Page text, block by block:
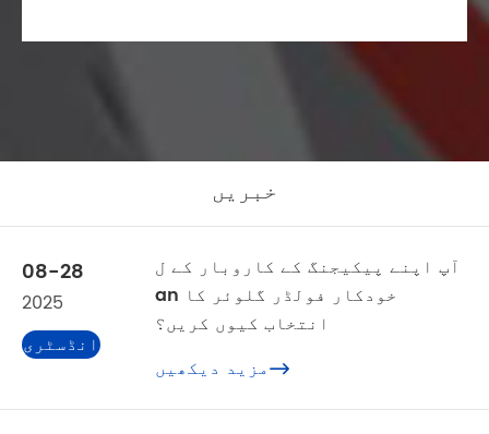
خبریں
08-28
2025
انڈسٹری
آپ اپنے پیکیجنگ کے کاروبار کے ل
an خودکار فولڈر گلوئر کا
انتخاب کیوں کریں؟
مزید دیکھیں